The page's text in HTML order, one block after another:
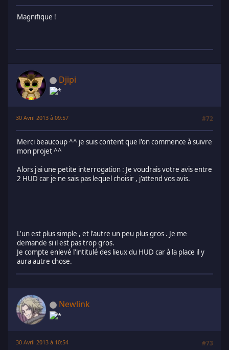
Magnifique !
Djipi
30 Avril 2013 à 09:57 #72
Merci beaucoup ^^ je suis content que l'on commence à suivre
mon projet ^^
Alors j'ai une petite interrogation : Je voudrais votre avis entre
2 HUD car je ne sais pas lequel choisir , j'attend vos avis.
L'un est plus simple , et l'autre un peu plus gros . Je me
demande si il est pas trop gros.
Je compte enlevé l'intitulé des lieux du HUD car à la place il y
aura autre chose.
Newlink
30 Avril 2013 à 10:54 #73